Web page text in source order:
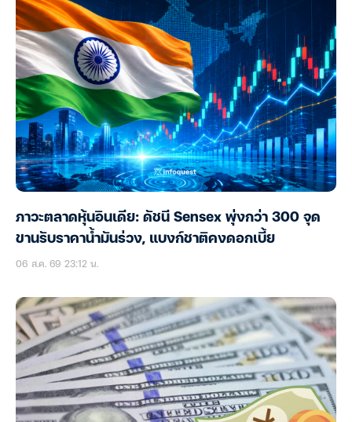
ภาวะตลาดหุ้นอินเดีย: ดัชนี Sensex พุ่งกว่า 300 จุด
ขานรับราคาน้ำมันร่วง, แบงก์ชาติคงดอกเบี้ย
06 ส.ค. 69 23:12 น.